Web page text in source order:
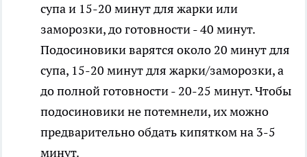
супа и 15-20 минут для жарки или
заморозки, до готовности - 40 минут.
Подосиновики варятся около 20 минут для
супа, 15-20 минут для жарки/заморозки, а
до полной готовности - 20-25 минут. Чтобы
подосиновики не потемнели, их можно
предварительно обдать кипятком на 3-5
минут.